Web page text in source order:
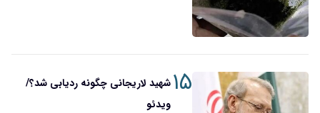
۱۵شهید لاریجانی چگونه ردیابی شد؟/
ویدئو